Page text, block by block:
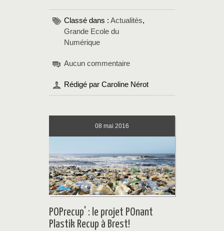
Classé dans : Actualités,
Grande Ecole du
Numérique
Aucun commentaire
Rédigé par Caroline Nérot
08 mai 2016
POPrecup' : le projet POnant
Plastik Recup à Brest!